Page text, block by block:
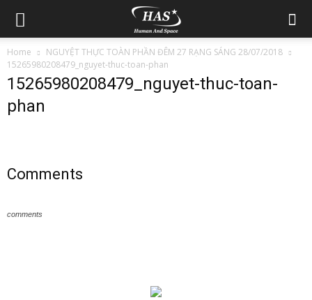
Home
NGUYỆT THỰC TOÀN PHẦN ĐÊM 27 RẠNG SÁNG 28/07/2018
15265980208479_nguyet-thuc-toan-phan
15265980208479_nguyet-thuc-toan-
phan
Comments
comments